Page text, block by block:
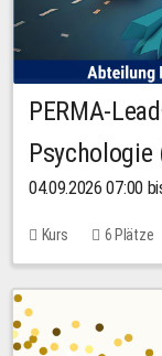
PERMA-
Psychologie
04.09.2026 07:00
Kurs 6 Plätze